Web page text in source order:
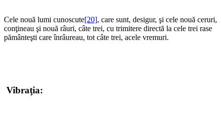
Cele nouă lumi cunoscute[20], care sunt, desigur, şi cele nouă ceruri,
conţineau şi nouă râuri, câte trei, cu trimitere directă la cele trei rase
pământeşti care înrâureau, tot câte trei, acele vremuri.
Vibraţia: